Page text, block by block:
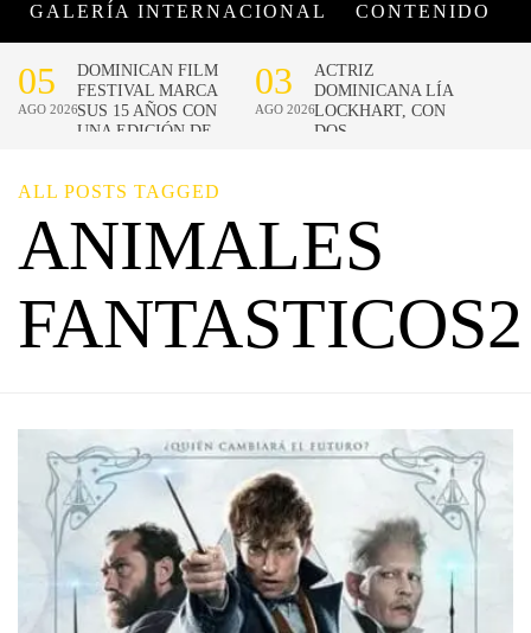
GALERÍA INTERNACIONAL CONTENIDO
ALL POSTS TAGGED
ANIMALES
FANTASTICOS2